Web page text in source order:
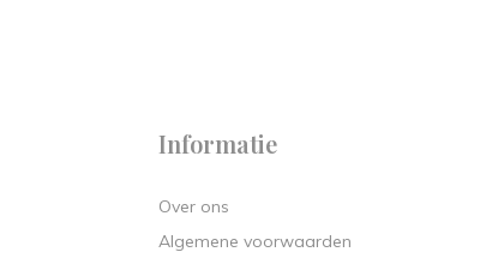
Informatie
Over ons
Algemene voorwaarden